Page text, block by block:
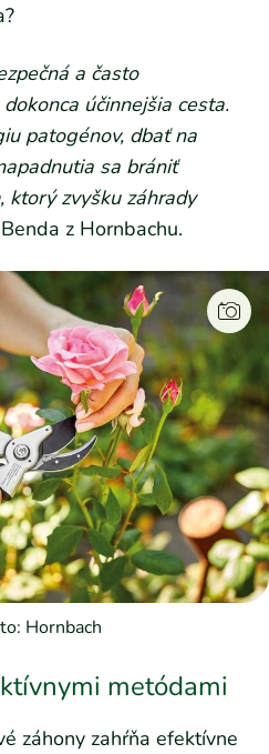
a často
účinnejšia cesta.
patogénov, dbať na
sa brániť
ktorý zvyšku záhrady
z Hornbachu.
Hornbach
metódami
záhony zahŕňa efektívne